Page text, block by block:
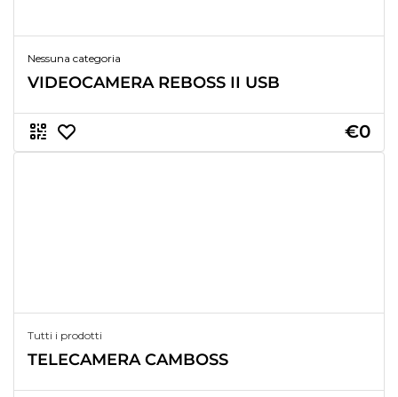
Nessuna categoria
VIDEOCAMERA REBOSS II USB
€0
Tutti i prodotti
TELECAMERA CAMBOSS